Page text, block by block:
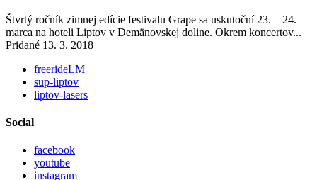
Štvrtý ročník zimnej edície festivalu Grape sa uskutoční 23. – 24.
marca na hoteli Liptov v Demänovskej doline. Okrem koncertov...
Pridané 13. 3. 2018
freerideLM
sup-liptov
liptov-lasers
Social
facebook
youtube
instagram